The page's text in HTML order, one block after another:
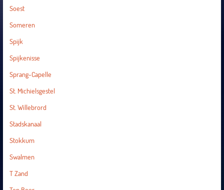
Soest
Someren
Spijk
Spijkenisse
Sprang-Capelle
St. Michielsgestel
St. Willebrord
Stadskanaal
Stokkum
Swalmen
T Zand